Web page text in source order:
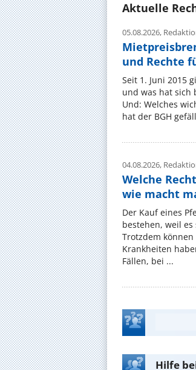
Aktuelle
05.08.2026,
und Rechte
Seit 1. Juni 2015
und was hat sich
Und: Welches
hat der BGH
04.08.2026,
Welche
wie macht
Der Kauf eines
bestehen, weil
Trotzdem
Krankheiten
Fällen, bei ...
Hilfe